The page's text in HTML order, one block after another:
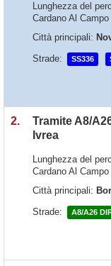
Lunghezza del
Cardano Al
Città principali:
Strade:
SS336
2.
Tramite A8/
Ivrea
Lunghezza del
Cardano Al
Città principali:
Strade:
A8/A26